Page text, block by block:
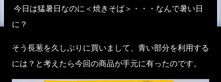
今日は猛暑日なのに＜焼きそば＞・・・なんで暑い日
に？
そう長葱を久しぶりに買いまして、青い部分を利用する
には？と考えたら今回の商品が手元に有ったのです。